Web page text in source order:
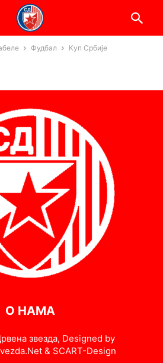
Фудбал Куп Србије
О НАМА
звезда, Designed by
& SCART-Design